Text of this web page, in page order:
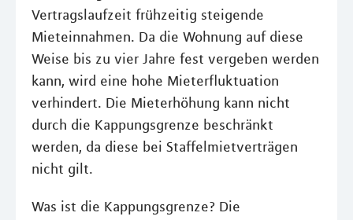
Vertragslaufzeit frühzeitig steigende
Mieteinnahmen. Da die Wohnung auf diese
Weise bis zu vier Jahre fest vergeben werden
kann, wird eine hohe Mieterfluktuation
verhindert. Die Mieterhöhung kann nicht
durch die Kappungsgrenze beschränkt
werden, da diese bei Staffelmietverträgen
nicht gilt.
Was ist die Kappungsgrenze? Die